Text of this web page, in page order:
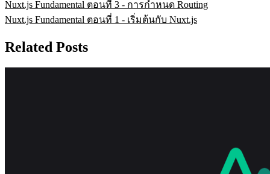
Nuxt.js Fundamental ตอนที่ 3 - การกำหนด Routing
Nuxt.js Fundamental ตอนที่ 1 - เริ่มต้นกับ Nuxt.js
Related Posts